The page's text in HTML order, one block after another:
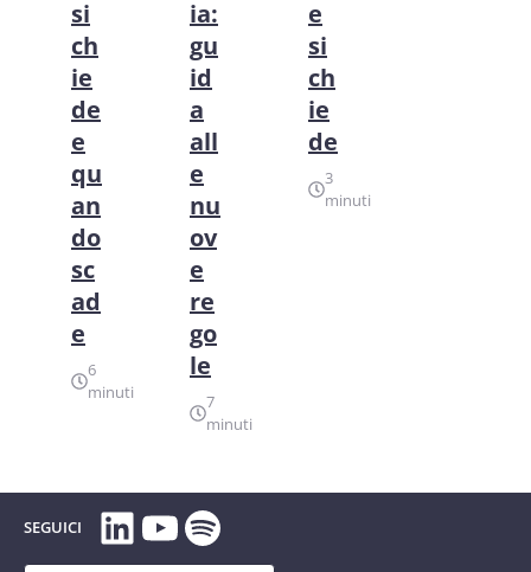
si
ch
ie
de
e
qu
an
do
sc
ad
e
6
minuti
ia:
gu
id
a
all
e
nu
ov
e
re
go
le
7
minuti
e
si
ch
ie
de
3
minuti
SEGUICI LinkedIn
YouTube
Spotify